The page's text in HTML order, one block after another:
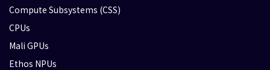
Compute Subsystems (CSS)
CPUs
Mali GPUs
Ethos NPUs